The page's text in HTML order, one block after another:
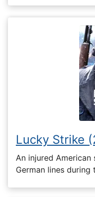
Lucky Strike
An injured
German lines